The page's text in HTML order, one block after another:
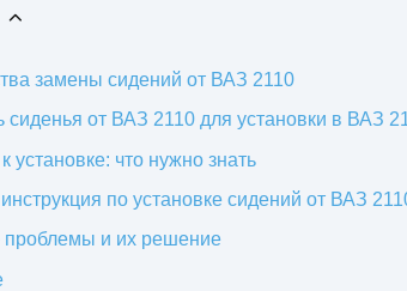
замены сидений от ВАЗ 2110
сиденья от ВАЗ 2110 для установки в ВАЗ
установке: что нужно знать
по установке сидений от ВАЗ
и их решение